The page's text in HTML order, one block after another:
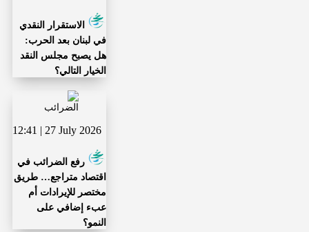
الاستقرار النقدي
في لبنان بعد الحرب:
هل يصبح مجلس النقد
الخيار التالي؟
12:41 | 27 July 2026
رفع الضرائب في
اقتصاد متراجع… طريق
مختصر للإيرادات أم
عبء إضافي على
النمو؟